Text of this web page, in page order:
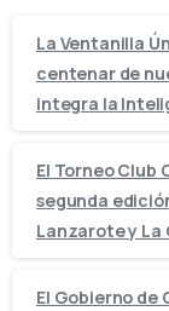
La Ventanilla
centenar de
integra la
El Torneo Club
segunda
Lanzarote y La
El Gobierno de